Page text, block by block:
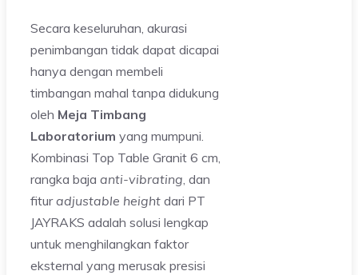
Secara keseluruhan, akurasi
penimbangan tidak dapat dicapai
hanya dengan membeli
timbangan mahal tanpa didukung
oleh Meja Timbang
Laboratorium yang mumpuni.
Kombinasi Top Table Granit 6 cm,
rangka baja anti-vibrating, dan
fituradjustable height dari PT
JAYRAKS adalah solusi lengkap
untuk menghilangkan faktor
eksternal yang merusak presisi